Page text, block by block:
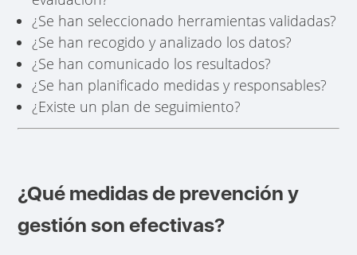
¿Se han seleccionado herramientas validadas?
¿Se han recogido y analizado los datos?
¿Se han comunicado los resultados?
¿Se han planificado medidas y responsables?
¿Existe un plan de seguimiento?
¿Qué medidas de prevención y
gestión son efectivas?